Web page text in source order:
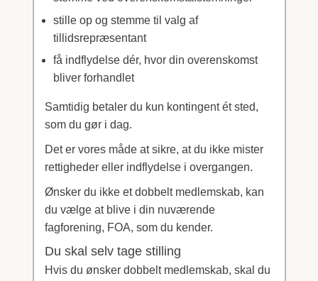
stille op og stemme til valg af
tillidsrepræsentant
få indflydelse dér, hvor din overenskomst
bliver forhandlet
Samtidig betaler du kun kontingent ét sted,
som du gør i dag.
Det er vores måde at sikre, at du ikke mister
rettigheder eller indflydelse i overgangen.
Ønsker du ikke et dobbelt medlemskab, kan
du vælge at blive i din nuværende
fagforening, FOA, som du kender.
Du skal selv tage stilling
Hvis du ønsker dobbelt medlemskab, skal du